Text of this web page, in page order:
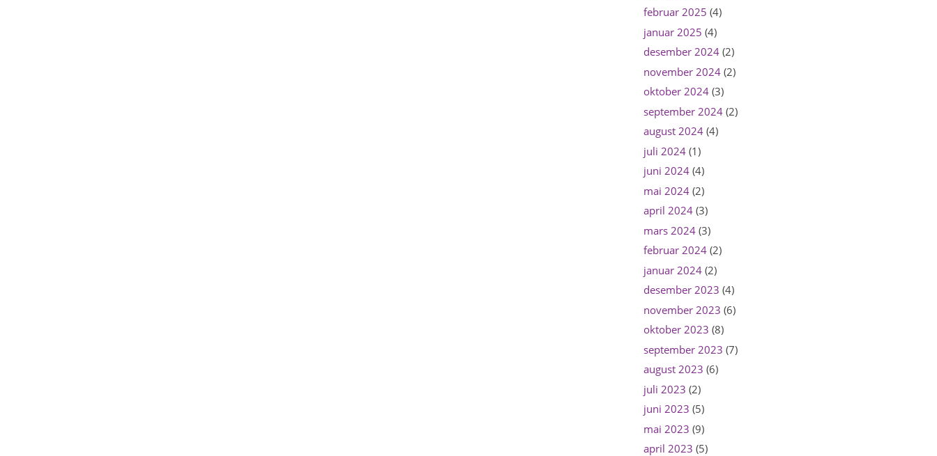
februar 2025 (4)
januar 2025 (4)
desember 2024(2)
november 2024(2)
oktober 2024(3)
september 2024(2)
august 2024(4)
juli 2024(1)
juni 2024(4)
mai 2024(2)
april 2024(3)
mars 2024(3)
februar 2024(2)
januar 2024(2)
desember 2023 (4)
november 2023 (6)
oktober 2023 (8)
september 2023 (7)
august 2023 (6)
juli 2023 (2)
juni 2023 (5)
mai 2023 (9)
april 2023 (5)